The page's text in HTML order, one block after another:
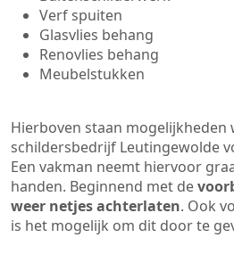
Verf spuiten
Glasvlies behang
Renovlies behang
Meubelstukken
Hierboven staan mogelijkheden
schildersbedrijf Leutingewolde
Een vakman neemt hiervoor
handen. Beginnend met de
weer netjes achterlaten. Ook
is het mogelijk om dit door te